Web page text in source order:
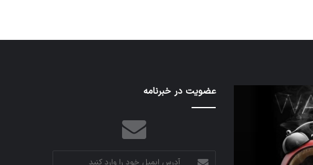
عضویت در خبرنامه
آدرس